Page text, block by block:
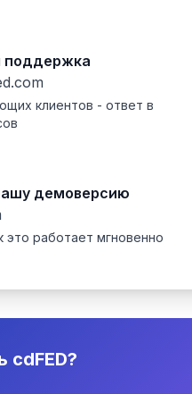
поддержка
клиентов - ответ в
демоверсию
это работает мгновенно
cdFED?